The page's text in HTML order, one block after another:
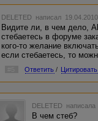
DELETED написал
Видите ли, в чем дело,
стебаетесь в форуме
кого-то желание
если стебаетесь, то
Ответить / Цитировать
DELETED
В чем стеб?